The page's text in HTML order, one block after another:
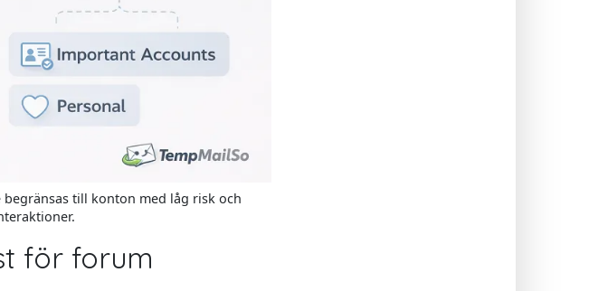
till konton med låg risk och
för forum